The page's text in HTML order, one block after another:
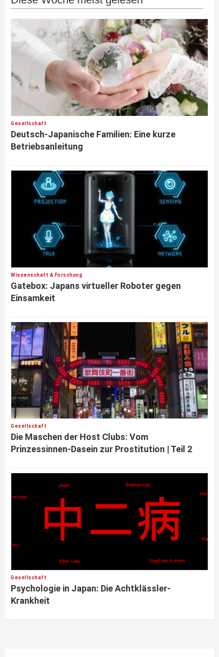
Gesellschaft
Deutsch-Japanische Familien: Eine kurze
Betriebsanleitung
Wissenschaft & Forschung
Gatebox: Japans virtueller Roboter gegen
Einsamkeit
Gesellschaft
Die Maschen der Host Clubs: Vom
Prinzessinnen-Dasein zur Prostitution | Teil 2
Gesellschaft
Psychologie in Japan: Die Achtklässler-
Krankheit